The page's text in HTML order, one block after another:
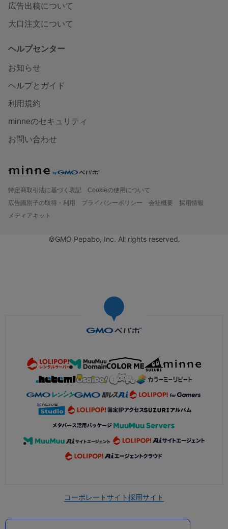
広告出稿について
大口注文について
ヘルプセンター
お知らせ
ヘルプとガイド
利用規約
minneのセキュリティ
お問い合わせ
特定商取引法に基づく表記
Cookieの使用について
広告識別子の取得・利用
プライバシーポリシー 会社概要
採用情報
メディアキット
©GMO Pepabo, Inc. All rights reserved.
コーポレートサイト採用サイト